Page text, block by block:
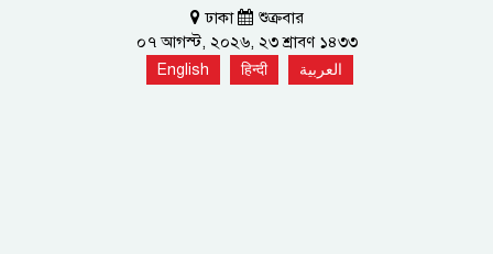
ঢাকা
শুক্রবার
০৭ আগস্ট, ২০২৬, ২৩ শ্রাবণ ১৪৩৩
English हिन्दी العربية